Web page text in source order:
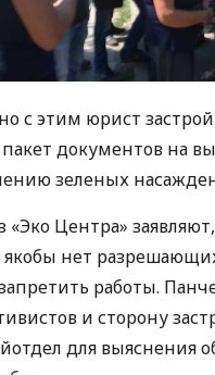
с этим юрист
документов на
зеленых
Центра»
якобы нет
работы.
и сторону
для выяснения